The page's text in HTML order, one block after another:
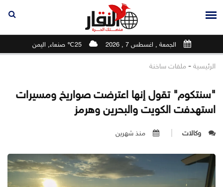
الجمعة , اغسطس 7 , 2026 25℃ صنعاء, اليمن
الرئيسية - ملفات ساخنة
"سنتكوم" تقول إنها اعترضت صواريخ ومسيرات
استهدفت الكويت والبحرين وهرمز
وكالات منذ شهرين